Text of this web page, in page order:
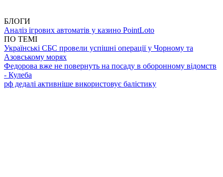
БЛОГИ
Аналіз ігрових автоматів у казино PointLoto
ПО ТЕМІ
Українські СБС провели успішні операції у Чорному та
Азовському морях
Федорова вже не повернуть на посаду в оборонному відомств
- Кулеба
рф дедалі активніше використовує балістику